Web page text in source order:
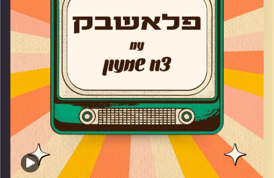
קרדיט תמונות:AudioVersity